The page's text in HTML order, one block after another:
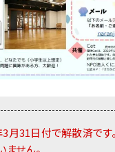
31日付で解散済です
せん。